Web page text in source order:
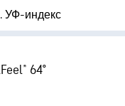
УФ-индекс
Brightness Index™
64°